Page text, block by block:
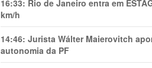
16:33: Rio de Janeiro entra em
km/h
14:46: Jurista Wálter Maierovitch
autonomia da PF